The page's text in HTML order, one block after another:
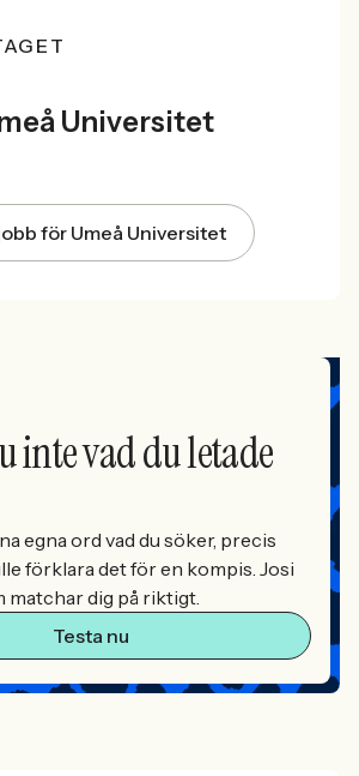
Universitet
för Umeå Universitet
inte vad du letade
egna ord vad du söker, precis
förklara det för en kompis. Josi
matchar dig på riktigt.
Testa nu